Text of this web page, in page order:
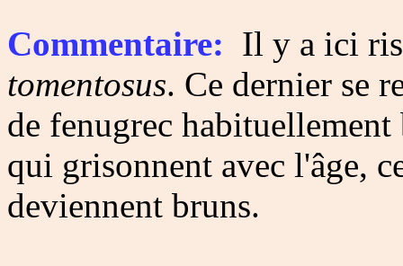
Commentaire: Il y a ici
tomentosus. Ce dernier se
de fenugrec
qui grisonnent avec l'âge,
deviennent bruns.